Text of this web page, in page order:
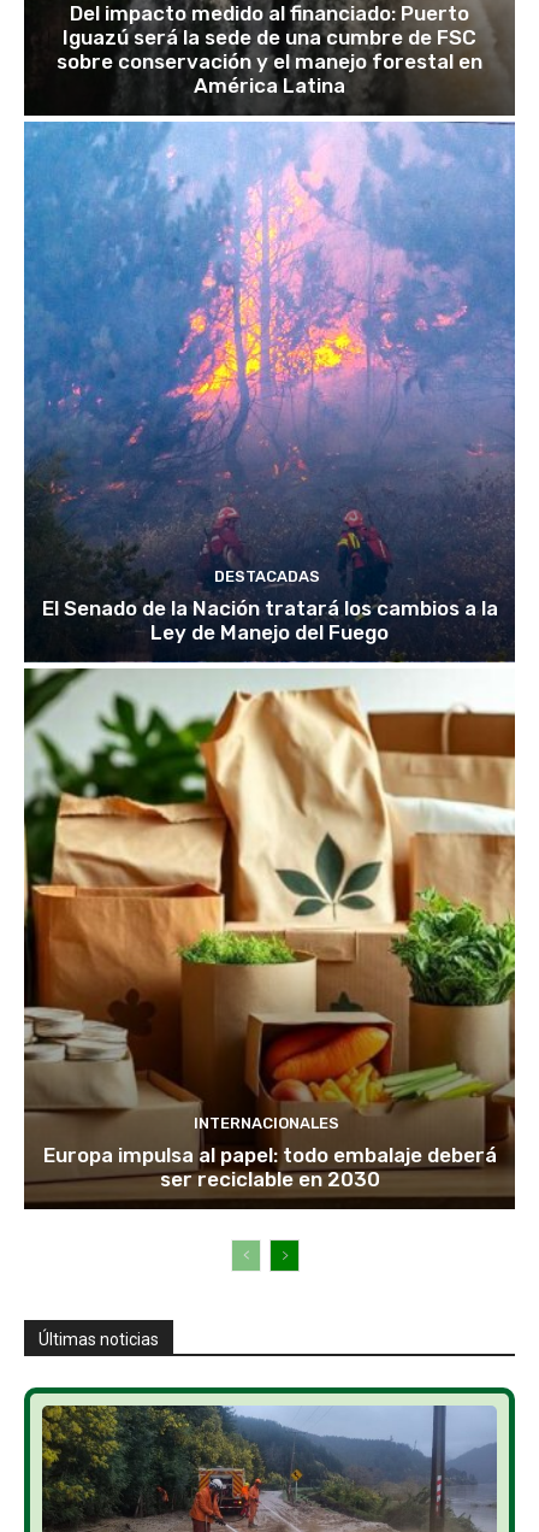
Del impacto medido al financiado: Puerto
Iguazú será la sede de una cumbre de FSC
sobre conservación y el manejo forestal en
América Latina
DESTACADAS
El Senado de la Nación tratará los cambios a la
Ley de Manejo del Fuego
INTERNACIONALES
Europa impulsa al papel: todo embalaje deberá
ser reciclable en 2030
Últimas noticias